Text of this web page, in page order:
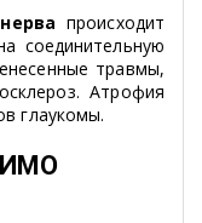
происходит
соединительную
травмы,
Атрофия
глаукомы.